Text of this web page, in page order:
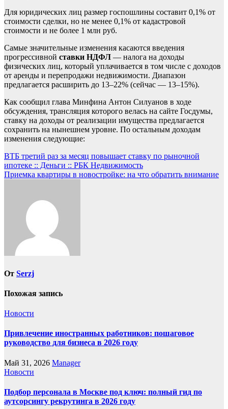
Для юридических лиц размер госпошлины составит 0,1% от
стоимости сделки, но не менее 0,1% от кадастровой
стоимости и не более 1 млн руб.
Самые значительные изменения касаются введения
прогрессивной ставки НДФЛ — налога на доходы
физических лиц, который уплачивается в том числе с доходов
от аренды и перепродажи недвижимости. Диапазон
предлагается расширить до 13–22% (сейчас — 13–15%).
Как сообщил глава Минфина Антон Силуанов в ходе
обсуждения, трансляция которого велась на сайте Госдумы,
ставку на доходы от реализации имущества предлагается
сохранить на нынешнем уровне. По остальным доходам
изменения следующие:
Навигация
по
ВТБ третий раз за месяц повышает ставку по рыночной
ипотеке :: Деньги :: РБК Недвижимость
Приемка квартиры в новостройке: на что обратить внимание
От Serzj
Похожая запись
Новости
Привлечение иностранных работников: пошаговое
руководство для бизнеса в 2026 году
Май 31, 2026 Manager
Новости
Подбор персонала в Москве под ключ: полный гид по
аутсорсингу рекрутинга в 2026 году